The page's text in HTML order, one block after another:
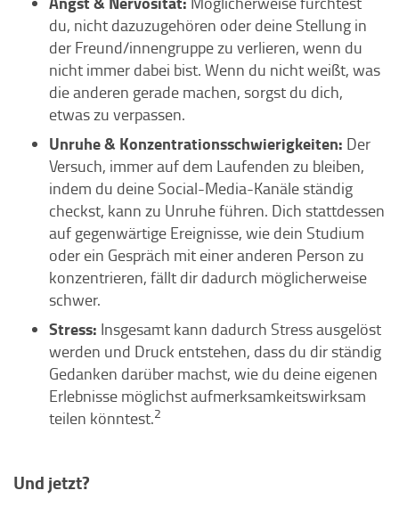
du, nicht dazuzugehören oder deine Stellung in
der Freund/innengruppe zu verlieren, wenn du
nicht immer dabei bist. Wenn du nicht weißt, was
die anderen gerade machen, sorgst du dich,
etwas zu verpassen.
Unruhe & Konzentrationsschwierigkeiten: Der
Versuch, immer auf dem Laufenden zu bleiben,
indem du deine Social-Media-Kanäle ständig
checkst, kann zu Unruhe führen. Dich stattdessen
auf gegenwärtige Ereignisse, wie dein Studium
oder ein Gespräch mit einer anderen Person zu
konzentrieren, fällt dir dadurch möglicherweise
schwer.
Stress: Insgesamt kann dadurch Stress ausgelöst
werden und Druck entstehen, dass du dir ständig
Gedanken darüber machst, wie du deine eigenen
Erlebnisse möglichst aufmerksamkeitswirksam
teilen könntest.2
Und jetzt?